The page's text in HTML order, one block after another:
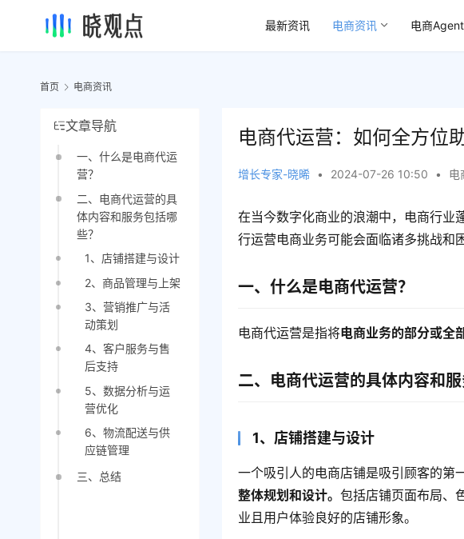
最新资讯 电商资讯 电商Agent
首页 电商资讯
文章导航
一、什么是电商代运
营？
二、电商代运营的具
体内容和服务包括哪
些？
1、店铺搭建与设计
2、商品管理与上架
3、营销推广与活
动策划
4、客户服务与售
后支持
5、数据分析与运
营优化
6、物流配送与供
应链管理
三、总结
电商代运营：如何全方位
增长专家-晓晞 • 2024-07-26 10:50 • 电
在当今数字化商业的浪潮中，电商行业
行运营电商业务可能会面临诸多挑战和
一、什么是电商代运营？
电商代运营是指将电商业务的部分或全
二、电商代运营的具体内容和服
1、店铺搭建与设计
一个吸引人的电商店铺是吸引顾客的第
整体规划和设计。包括店铺页面布局、
业且用户体验良好的店铺形象。